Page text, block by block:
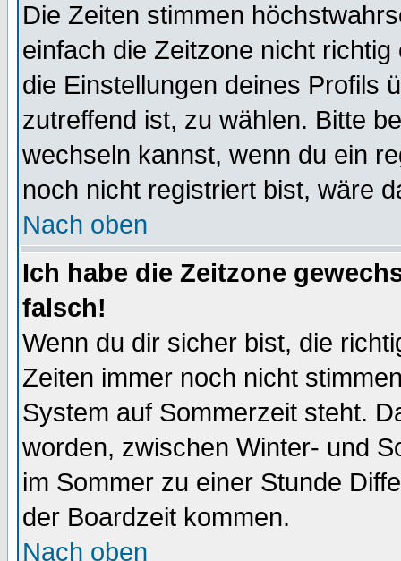
Die Zeiten stimmen
einfach die Zeitzone nicht
die Einstellungen deines Profils
zutreffend ist, zu wählen. Bitte
wechseln kannst, wenn du ein
noch nicht registriert bist, wäre
Nach oben
Ich habe die Zeitzone
falsch!
Wenn du dir sicher bist, die
Zeiten immer noch nicht
System auf Sommerzeit steht.
worden, zwischen Winter- und
im Sommer zu einer Stunde
der Boardzeit kommen.
Nach oben